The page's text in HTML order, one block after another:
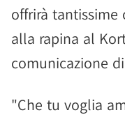
offrirà tantissime
alla rapina al
comunicazione
"Che tu voglia